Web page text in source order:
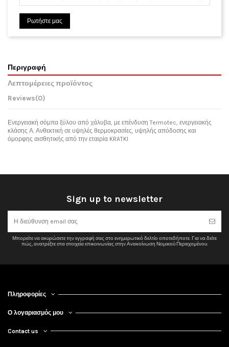
Ρωτήστε μας
Περιγραφή
Λεπτομέρειες προϊόντος
Reviews(0)
Ενεργειακή σόμπα ξύλου από χάλυβα, με επένδυση Termotec, ενεργειακής
κλάσης Α. Ανθεκτική σε υψηλές θερμοκρασίες, υψηλής απόδοσης και
όμορφης αισθητικής από την εταιρία KRATKI
Sign up to newsletter
Μπορείτε να ακυρώσετε την εγγραφή σας στο ενημερωτικό δελτίο οποτεδήποτε. Για να δείτε
πώς, ανατρέξτε στα στοιχεία επικοινωνίας στην Ανακοίνωση Νομικού Περιεχομένου.
Πληροφορίες
Ο λογαριασμός μου
Contact us